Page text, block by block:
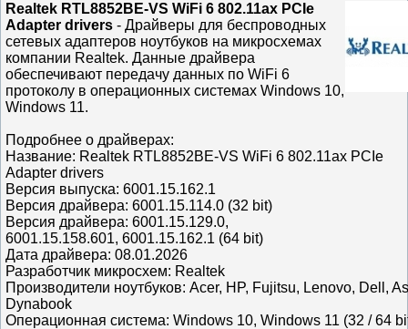
Realtek RTL8852BE-VS WiFi 6 802.11ax PCIe
Adapter drivers - Драйверы для беспроводных
сетевых адаптеров ноутбуков на микросхемах
компании Realtek. Данные драйвера
обеспечивают передачу данных по WiFi 6
протоколу в операционных системах Windows 10,
Windows 11.
Подробнее о драйверах:
Название: Realtek RTL8852BE-VS WiFi 6 802.11ax PCIe
Adapter drivers
Версия выпуска: 6001.15.162.1
Версия драйвера: 6001.15.114.0 (32 bit)
Версия драйвера: 6001.15.129.0,
6001.15.158.601, 6001.15.162.1 (64 bit)
Дата драйвера: 08.01.2026
Разработчик микросхем: Realtek
Производители ноутбуков: Acer, HP, Fujitsu, Lenovo, Dell,
Dynabook
Операционная система: Windows 10, Windows 11 (32 / 64